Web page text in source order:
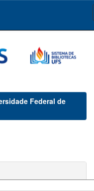
Federal de